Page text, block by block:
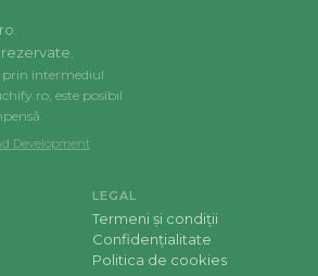
prin intermediul
este posibil
Development
LEGAL
Termeni și condiții
Confidențialitate
Politica de cookies